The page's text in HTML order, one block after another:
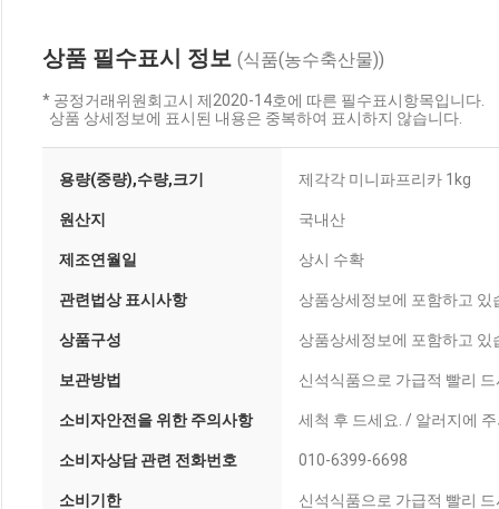
상품 필수표시 정보 (식품(농수축산물))
* 공정거래위원회고시 제2020-14호에 따른 필수표시항목입니다.
상품 상세정보에 표시된 내용은 중복하여 표시하지 않습니다.
용량(중량),수량,크기 제각각 미니파프리카 1kg
원산지 국내산
제조연월일 상시 수확
관련법상 표시사항 상품상세정보에 포함하고 있
상품구성 상품상세정보에 포함하고 있
보관방법 신석식품으로 가급적 빨리
소비자안전을 위한 주의사항 세척 후 드세요. / 알러지에
소비자상담 관련 전화번호 010-6399-6698
소비기한 신석식품으로 가급적 빨리